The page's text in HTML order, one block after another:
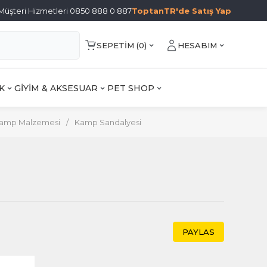
Hizmetleri 0850 888 0 887ToptanTR'de Satış Yap
SEPETIM (0) HESABIM
GİYİM & AKSESUAR PET SHOP
Malzemesi / Kamp Sandalyesi
PAYLAS